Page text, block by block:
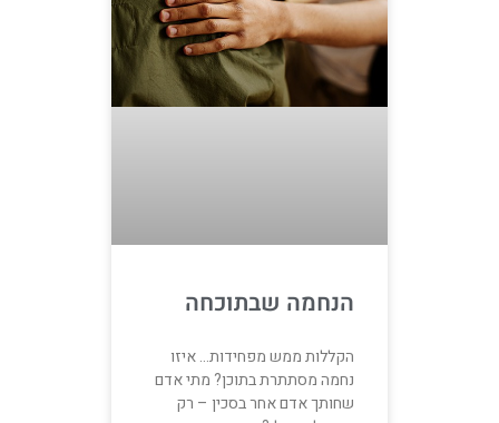
הנחמה שבתוכחה
הקללות ממש מפחידות… איזו
נחמה מסתתרת בתוכן? מתי אדם
שחותך אדם אחר בסכין – רק